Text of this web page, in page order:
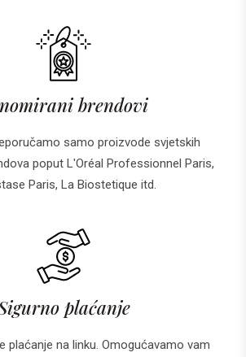
brendovi
samo proizvode svjetskih
poput L'Oréal Professionnel Paris,
Paris, La Biostetique itd.
plaćanje
plaćanje na linku. Omogućavamo vam